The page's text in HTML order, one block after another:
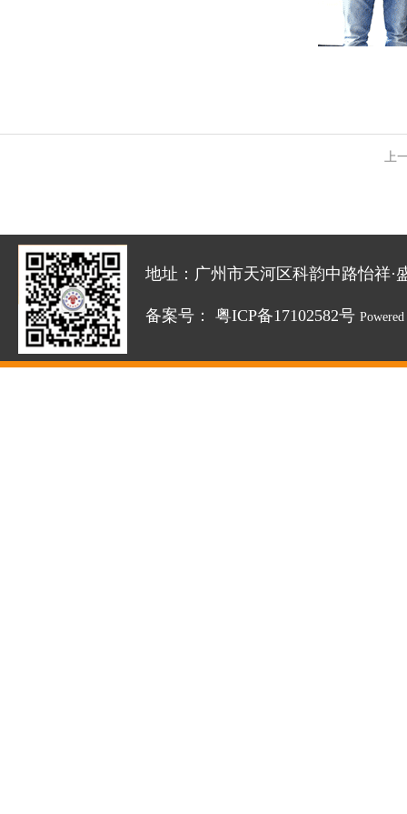
上
地址：广州市天河区科韵中路怡祥·
备案号： 粤ICP备17102582号